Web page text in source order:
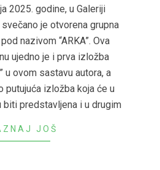
2025. godine, u Galeriji
je otvorena grupna
nazivom “ARKA”. Ova
ujedno je i prva izložba
u ovom sastavu autora, a
putujuća izložba koja će u
biti predstavljena i u drugim
JOŠ